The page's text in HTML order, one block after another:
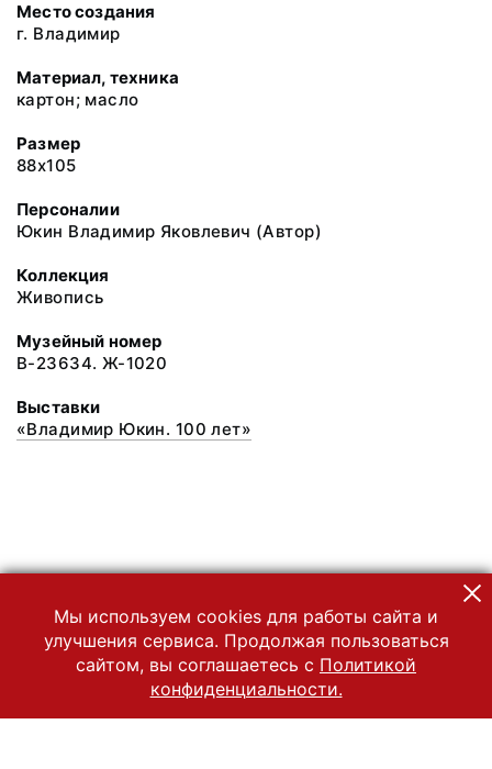
Место создания
г. Владимир
Материал, техника
картон; масло
Размер
88x105
Персоналии
Юкин Владимир Яковлевич (Автор)
Коллекция
Живопись
Музейный номер
В-23634. Ж-1020
Выставки
«Владимир Юкин. 100 лет»
Мы используем cookies для работы сайта и
улучшения сервиса. Продолжая пользоваться
сайтом, вы соглашаетесь с Политикой
конфиденциальности.